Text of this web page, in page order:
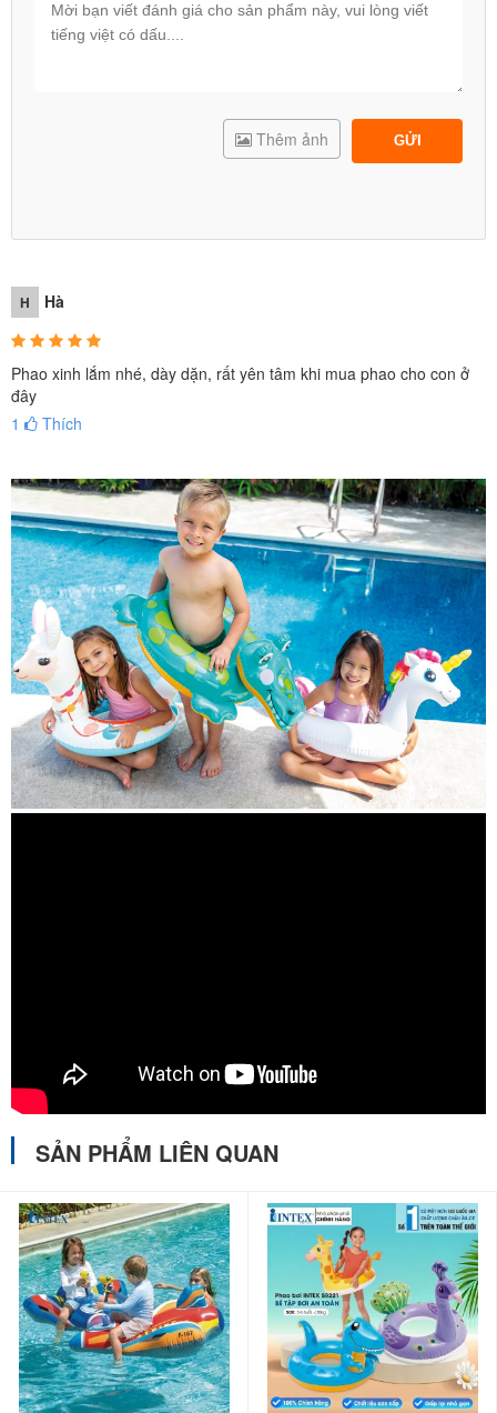
GỬI
Thêm ảnh
H Hà
Phao xinh lắm nhé, dày dặn, rất yên tâm khi mua phao cho con ở
đây
1
Thích
SẢN PHẨM LIÊN QUAN